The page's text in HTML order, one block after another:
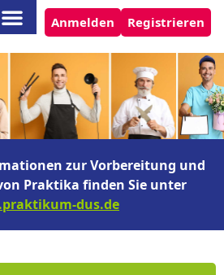
Anmelden Registrieren
zur Vorbereitung und
Praktika finden Sie unter
dus.de